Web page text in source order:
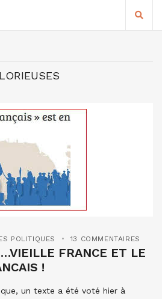
POLITIQUES 13 COMMENTAIRES
FRANCE ET LE
!
un texte a été voté hier à